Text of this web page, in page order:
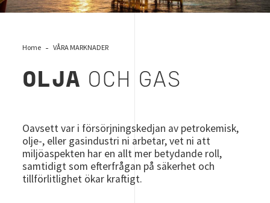
Home VÅRA MARKNADER
OLJA OCH GAS
Oavsett var i försörjningskedjan av petrokemisk,
olje-, eller gasindustri ni arbetar, vet ni att
miljöaspekten har en allt mer betydande roll,
samtidigt som efterfrågan på säkerhet och
tillförlitlighet ökar kraftigt.